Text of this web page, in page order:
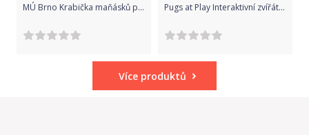
MÚ Brno Krabička maňásků pohádka Kocour v botách Pugs at Play Interaktivní zvířátko - jednorožec Agnes
Více produktů